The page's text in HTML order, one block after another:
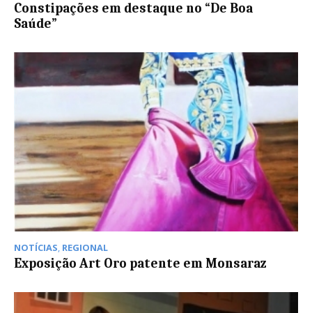
Constipações em destaque no “De Boa
Saúde”
NOTÍCIAS, REGIONAL
Exposição Art Oro patente em Monsaraz